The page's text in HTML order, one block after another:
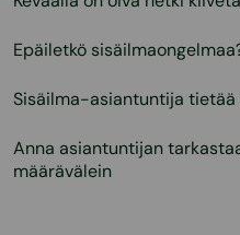
Epäiletkö
Sisäilma-asiantuntija
Anna asiantuntijan
määrävälein